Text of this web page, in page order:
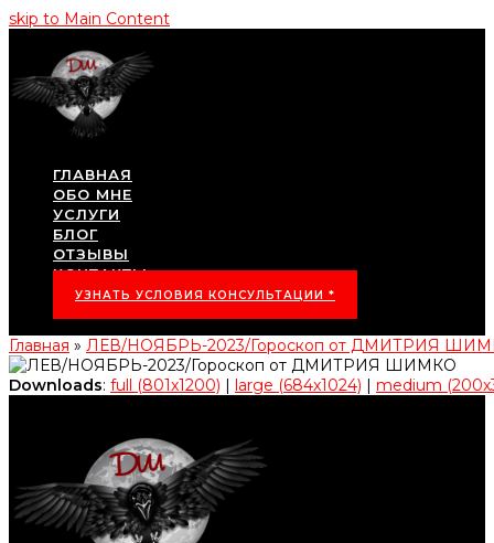
skip to Main Content
ГЛАВНАЯ
ОБО МНЕ
УСЛУГИ
БЛОГ
ОТЗЫВЫ
КОНТАКТЫ
УЗНАТЬ УСЛОВИЯ КОНСУЛЬТАЦИИ *
Главная » ЛЕВ/НОЯБРЬ-2023/Гороскоп от ДМИТРИЯ
Downloads: full (801x1200) | large (684x1024) | medium